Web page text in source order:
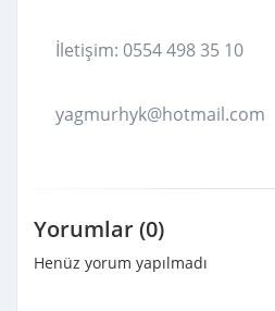
İletişim: 0554 498 35 10
yagmurhyk@hotmail.com
Yorumlar (0)
Henüz yorum yapılmadı